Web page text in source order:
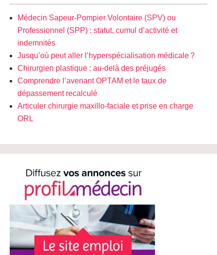
Médecin Sapeur-Pompier Volontaire (SPV) ou
Professionnel (SPP) : statut, cumul d’activité et
indemnités
Jusqu’où peut aller l’hyperspécialisation médicale ?
Chirurgien plastique : au-delà des préjugés
Comprendre l’avenant OPTAM et le taux de
dépassement recalculé
Articuler chirurgie maxillo-faciale et prise en charge
ORL